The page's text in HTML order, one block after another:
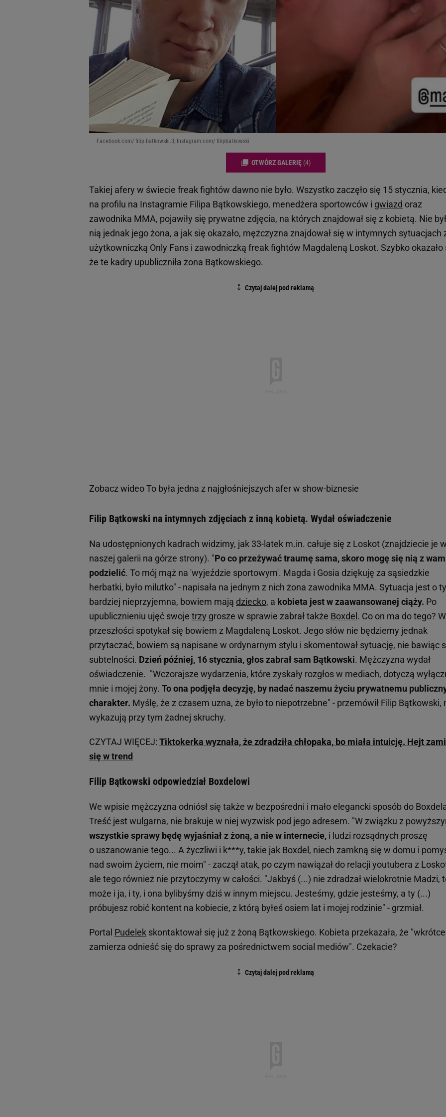
Facebook.com/ filip.batkowski.3; Instagram.com/ filipbatkowski
OTWÓRZ GALERIĘ (4)
Takiej afery w świecie freak fightów dawno nie było. Wszystko zaczęło się 15 stycznia,
na profilu na Instagramie Filipa Bątkowskiego, menedżera sportowców i gwiazd oraz
zawodnika MMA, pojawiły się prywatne zdjęcia, na których znajdował się z kobietą. Nie
nią jednak jego żona, a jak się okazało, mężczyzna znajdował się w intymnych sytuacjach
użytkowniczką Only Fans i zawodniczką freak fightów Magdaleną Loskot. Szybko okazało
że te kadry upubliczniła żona Bątkowskiego.
Zobacz wideoTo była jedna z najgłośniejszych afer w show-biznesie
Filip Bątkowski na intymnych zdjęciach z inną kobietą. Wydał oświadczenie
Na udostępnionych kadrach widzimy, jak 33-latek m.in. całuje się z Loskot (znajdziecie je w
naszej galerii na górze strony). "Po co przeżywać traumę sama, skoro mogę się nią z
podzielić. To mój mąż na 'wyjeździe sportowym'. Magda i Gosia dziękuję za sąsiedzkie
herbatki, było milutko" - napisała na jednym z nich żona zawodnika MMA. Sytuacja jest o
bardziej nieprzyjemna, bowiem mają dziecko, a kobieta jest w zaawansowanej ciąży. Po
upublicznieniu ujęć swoje trzy grosze w sprawie zabrał także Boxdel . Co on ma do tego? W
przeszłości spotykał się bowiem z Magdaleną Loskot. Jego słów nie będziemy jednak
przytaczać, bowiem są napisane w ordynarnym stylu i skomentował sytuację, nie bawiąc
subtelności. Dzień później, 16 stycznia, głos zabrał sam Bątkowski. Mężczyzna wydał
oświadczenie. "Wczorajsze wydarzenia, które zyskały rozgłos w mediach, dotyczą
mnie i mojej żony. To ona podjęła decyzję, by nadać naszemu życiu prywatnemu
charakter. Myślę, że z czasem uzna, że było to niepotrzebne" - przemówił Filip Bątkowski,
wykazują przy tym żadnej skruchy.
CZYTAJ WIĘCEJ: Tiktokerka wyznała, że zdradziła chłopaka, bo miała intuicję. Hejt
się w trend
Filip Bątkowski odpowiedział Boxdelowi
We wpisie mężczyzna odniósł się także w bezpośredni i mało elegancki sposób do
Treść jest wulgarna, nie brakuje w niej wyzwisk pod jego adresem. "W związku z
wszystkie sprawy będę wyjaśniał z żoną, a nie w internecie, i ludzi rozsądnych proszę
o uszanowanie tego... A życzliwi i k***y, takie jak Boxdel, niech zamkną się w domu i
nad swoim życiem, nie moim" - zaczął atak, po czym nawiązał do relacji youtubera z
ale tego również nie przytoczymy w całości. "Jakbyś (...) nie zdradzał wielokrotnie Madzi,
może i ja, i ty, i ona bylibyśmy dziś w innym miejscu. Jesteśmy, gdzie jesteśmy, a ty (...)
próbujesz robić kontent na kobiecie, z którą byłeś osiem lat i mojej rodzinie" - grzmiał.
Portal Pudelek skontaktował się już z żoną Bątkowskiego. Kobieta przekazała, że "wkrótce
zamierza odnieść się do sprawy za pośrednictwem social mediów". Czekacie?